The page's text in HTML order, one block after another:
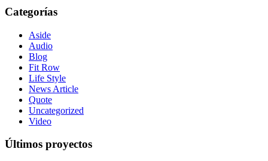
Categorías
Aside
Audio
Blog
Fit Row
Life Style
News Article
Quote
Uncategorized
Video
Últimos proyectos